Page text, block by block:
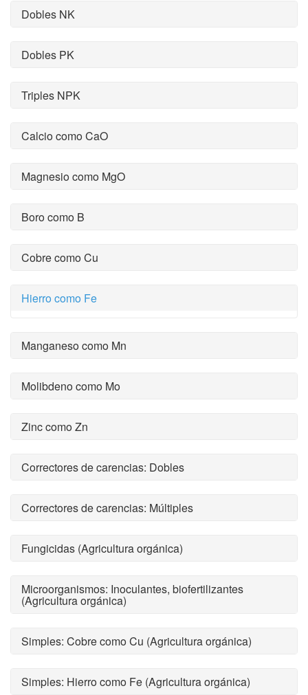
Dobles NK
Dobles PK
Triples NPK
Calcio como CaO
Magnesio como MgO
Boro como B
Cobre como Cu
Hierro como Fe
Manganeso como Mn
Molibdeno como Mo
Zinc como Zn
Correctores de carencias: Dobles
Correctores de carencias: Múltiples
Fungicidas (Agricultura orgánica)
Microorganismos: Inoculantes, biofertilizantes
(Agricultura orgánica)
Simples: Cobre como Cu (Agricultura orgánica)
Simples: Hierro como Fe (Agricultura orgánica)